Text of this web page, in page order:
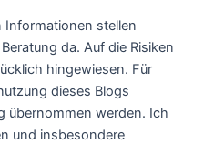
Informationen stellen
da. Auf die Risiken
hingewiesen. Für
dieses Blogs
übernommen werden. Ich
und insbesondere